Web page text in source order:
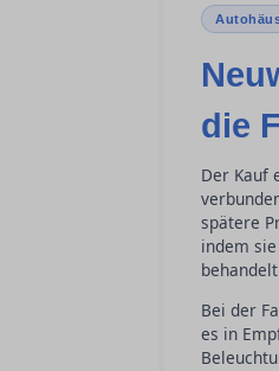
die
Der Kauf
spätere
indem
Bei der
es in